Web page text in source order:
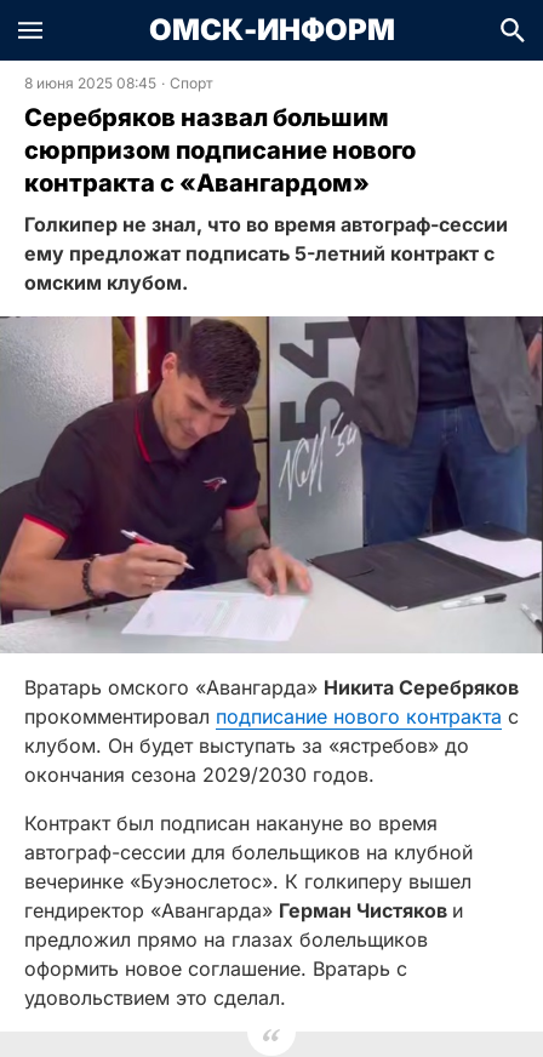
ОМСК-ИНФОРМ
8 июня 2025 08:45 · Спорт
Серебряков назвал большим
сюрпризом подписание нового
контракта с «Авангардом»
Голкипер не знал, что во время автограф-сессии
ему предложат подписать 5-летний контракт с
омским клубом.
Вратарь омского «Авангарда» Никита Серебряков
прокомментировал подписание нового контракта с
клубом. Он будет выступать за «ястребов» до
окончания сезона 2029/2030 годов.
Контракт был подписан накануне во время
автограф-сессии для болельщиков на клубной
вечеринке «Буэнослетос». К голкиперу вышел
гендиректор «Авангарда» Герман Чистяков и
предложил прямо на глазах болельщиков
оформить новое соглашение. Вратарь с
удовольствием это сделал.